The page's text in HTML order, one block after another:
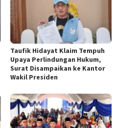
Taufik Hidayat Klaim Tempuh
Upaya Perlindungan Hukum,
Surat Disampaikan ke Kantor
Wakil Presiden